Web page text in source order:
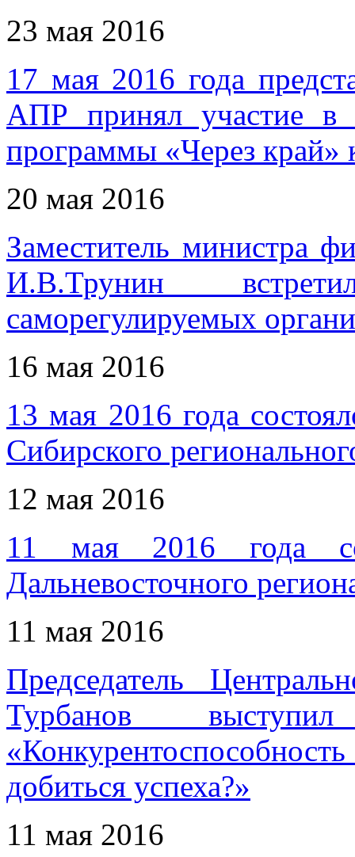
23 мая 2016
17 мая 2016 года
АПР принял участие в
программы «Через край»
20 мая 2016
Заместитель министра
И.В.Трунин
саморегулируемых
16 мая 2016
13 мая 2016 года
Сибирского
12 мая 2016
11 мая 2016 года
Дальневосточного
11 мая 2016
Председатель
Турбанов
добиться успеха?»
11 мая 2016